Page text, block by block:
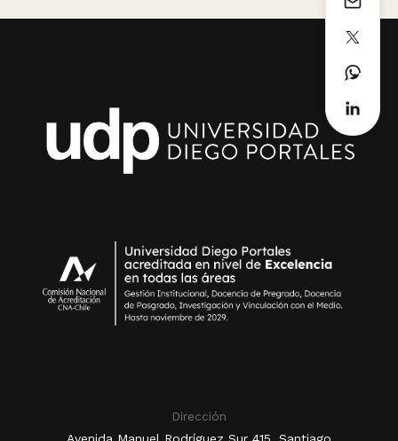
Dirección
Avenida Manuel Rodríguez Sur 415, Santiago